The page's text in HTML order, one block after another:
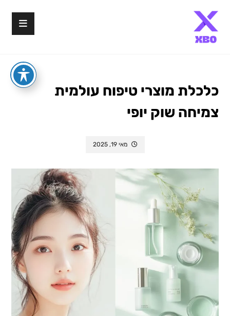
כלכלת מוצרי טיפוח עולמית
צמיחה שוק יופי
מאי 19, 2025